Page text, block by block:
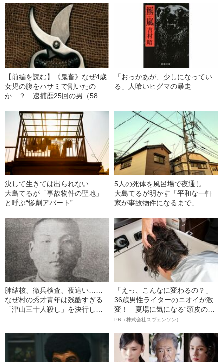
【前編を読む】《鬼畜》なぜ4歳
女児の腹をハサミで割いたの
か…？ 逮捕歴25回の男（58）
「おっかあが、少しになってい
る」人喰いヒグマの暴走
決して生きては出られない……
大島てるが「事故物件の聖地」
と呼ぶ“惨劇アパート”
5人の死体を風呂場で夜通し……
大島てるが明かす「平和な一軒
家が事故物件になるまで」
肺結核、徴兵検査、夜這い……
なぜ村の秀才青年は残酷すぎる
「津山三十人殺し」を決行した
「えっ、こんなに変わるの？」
36歳男性ライターのニオイが激
変！ 夏場に気になる“頭皮のニ
オイ”や“ベタつき”を解消す
ト”が生み出した徹底ケアとは
PR（株式会社スヴェンソン）